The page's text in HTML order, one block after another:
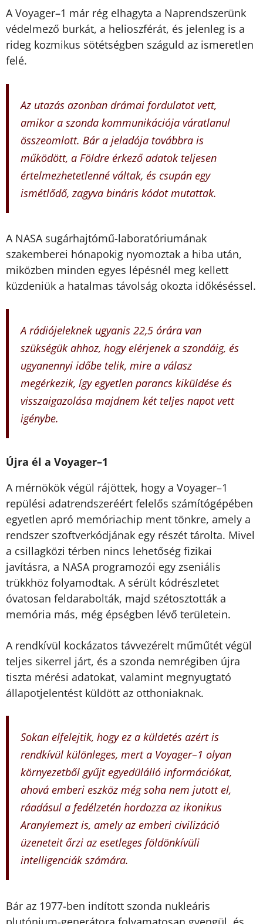
A Voyager–1 már rég elhagyta a Naprendszerünk
védelmező burkát, a helioszférát, és jelenleg is a
rideg kozmikus sötétségben száguld az ismeretlen
felé.
Az utazás azonban drámai fordulatot vett,
amikor a szonda kommunikációja váratlanul
összeomlott. Bár a jeladója továbbra is
működött, a Földre érkező adatok teljesen
értelmezhetetlenné váltak, és csupán egy
ismétlődő, zagyva bináris kódot mutattak.
A NASA sugárhajtómű-laboratóriumának
szakemberei hónapokig nyomoztak a hiba után,
miközben minden egyes lépésnél meg kellett
küzdeniük a hatalmas távolság okozta időkéséssel.
A rádiójeleknek ugyanis 22,5 órára van
szükségük ahhoz, hogy elérjenek a szondáig, és
ugyanennyi időbe telik, mire a válasz
megérkezik, így egyetlen parancs kiküldése és
visszaigazolása majdnem két teljes napot vett
igénybe.
Újra él a Voyager–1
A mérnökök végül rájöttek, hogy a Voyager–1
repülési adatrendszeréért felelős számítógépében
egyetlen apró memóriachip ment tönkre, amely a
rendszer szoftverkódjának egy részét tárolta. Mivel
a csillagközi térben nincs lehetőség fizikai
javításra, a NASA programozói egy zseniális
trükkhöz folyamodtak. A sérült kódrészletet
óvatosan feldarabolták, majd szétosztották a
memória más, még épségben lévő területein.
A rendkívül kockázatos távvezérelt műműtét végül
teljes sikerrel járt, és a szonda nemrégiben újra
tiszta mérési adatokat, valamint megnyugtató
állapotjelentést küldött az otthoniaknak.
Sokan elfelejtik, hogy ez a küldetés azért is
rendkívül különleges, mert a Voyager–1 olyan
környezetből gyűjt egyedülálló információkat,
ahová emberi eszköz még soha nem jutott el,
ráadásul a fedélzetén hordozza az ikonikus
Aranylemezt is, amely az emberi civilizáció
üzeneteit őrzi az esetleges földönkívüli
intelligenciák számára.
Bár az 1977-ben indított szonda nukleáris